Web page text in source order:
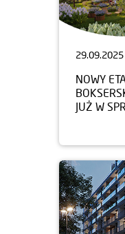
29.09.2025
NOWY
JUŻ W